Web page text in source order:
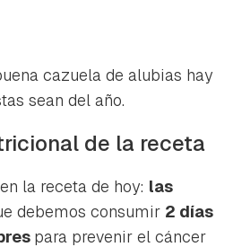
cazuela de alubias hay
sean del año.
de la receta
la receta de hoy: las
debemos consumir 2 días
para prevenir el cáncer